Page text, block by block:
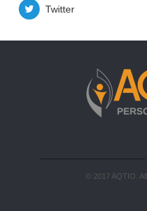
Twitter
© 2017 AQTIO.